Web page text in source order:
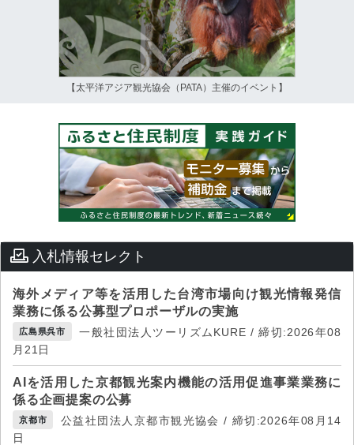
【太平洋アジア観光協会（PATA）主催のイベント】
入札情報セレクト
海外メディア等を活用した台湾市場向け観光情報発信
業務に係る公募型プロポーザルの実施
広島県呉市
一般社団法人ツーリズムKURE / 締切:2026年08
月21日
AIを活用した京都観光案内機能の活用促進事業業務に
係る企画提案の公募
京都市
公益社団法人京都市観光協会 / 締切:2026年08月14
日